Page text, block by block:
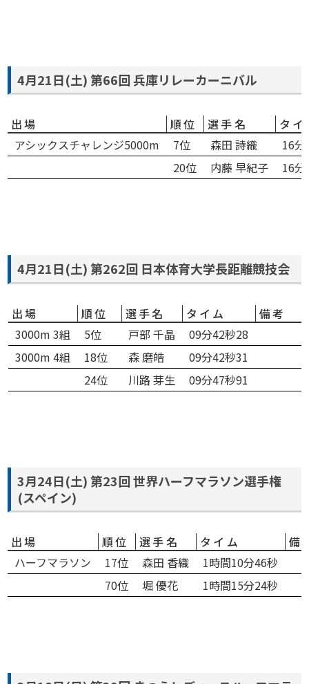
4月21日(土) 第66回 兵庫リレーカーニバル
出場 順位 選手名
タ
アシックスチャレンジ5000m
7位 森田 詩織
16
20位
内藤 早紀子 16
4月21日(土) 第262回 日本体育大学長距離競技会
出場 順位 選手名 タイム
備考
3000m 3組
5位 戸部 千晶
09分42秒28
3000m 4組
18位 森 磨皓
09分42秒31
24位
川路 芽生 09分47秒91
3月24日(土) 第23回 世界ハーフマラソン選手権
(スペイン)
出場 順位 選手名 タイム
備
ハーフマラソン
17位 森田 香織
1時間10分46秒
70位
堀 優花 1時間15分24秒